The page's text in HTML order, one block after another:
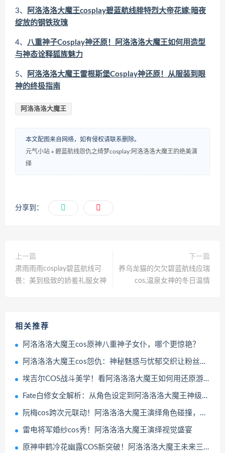
3、
阿洛洛洛大魔王cosplay碧蓝航线腓特烈大帝花嫁:暗夜
绽放的钢铁玫瑰
4、
八重神子Cosplay神还原！阿洛洛洛大魔王如何用造型
与神态诠释狐族魅力
5、
阿洛洛洛大魔王雷根斯堡Cosplay神还原！从服装到眼
神的终极指南
阿洛洛洛大魔王
本文配图来自网络，如有侵权请联系删除。
元气小站 » 碧蓝航线怨仇之绮梦cosplay:阿洛洛洛大魔王的绝美演
绎
分享到：
上一篇
肃雨雨雨cosplay碧蓝航线可
畏：美到极致的娇羞礼服女神
下一篇
养乌龙猫的欠欠碧蓝航线应瑞
cos,温泉女神的冬日温情
相关推荐
阿洛洛洛大魔王cos原神八重神子女仆，哪个更惊艳？​
阿洛洛洛大魔王cos怨仇：神秘魅惑与忧郁交织让粉丝疯狂
埃吉尔COS战斗美学！看阿洛洛洛大魔王如何用还原游戏英姿
Fate白修女全解析：从角色设定到阿洛洛洛大魔王神级Cosplay还原
阮梅cos跨次元联动！阿洛洛洛大魔王演绎角色碰撞，脑洞大开的奇妙邂逅
雷电将军婚纱cos秀！阿洛洛洛大魔王演绎视觉盛宴
原神申鹤冷花幽露COS新突破！阿洛洛洛大魔王未来三大方向预测